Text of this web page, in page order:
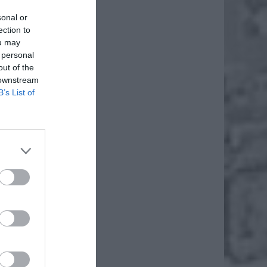
or
to
may
of the
List of